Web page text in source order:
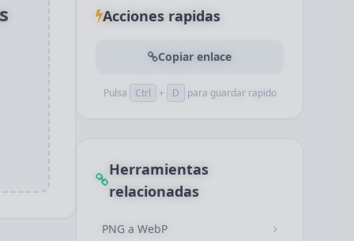
Acciones rapidas
Copiar enlace
Pulsa Ctrl + D para guardar rapido
Herramientas
relacionadas
PNG a WebP